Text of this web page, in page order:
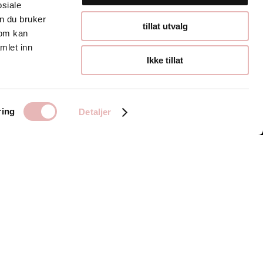
du bruker
kan
inn
Detaljer
tillat utvalg
Ikke tillat
Åpningstider
Hverdager 10:00-
Lørdager 10:00-16:00